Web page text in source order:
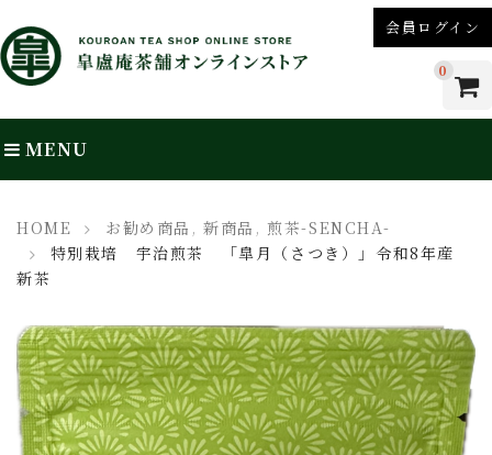
会員ログイン
0
MENU
HOME お勧め商品 ,新商品 ,煎茶-SENCHA-
特別栽培 宇治煎茶 「皐月（さつき）」令和8年産
新茶